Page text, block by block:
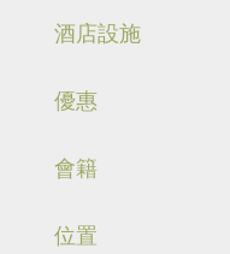
酒店設施
優惠
會籍
位置